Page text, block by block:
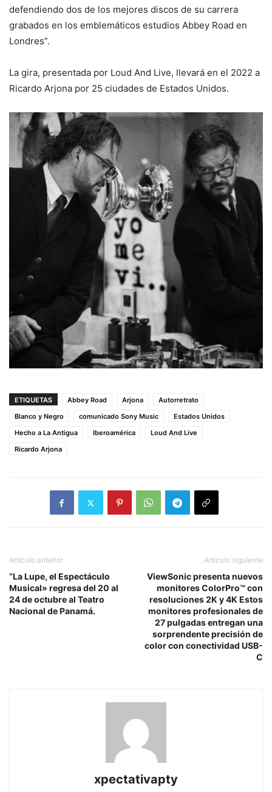
defendiendo dos de los mejores discos de su carrera
grabados en los emblemáticos estudios Abbey Road en
Londres”.
La gira, presentada por Loud And Live, llevará en el 2022 a
Ricardo Arjona por 25 ciudades de Estados Unidos.
ETIQUETAS Abbey Road Arjona
Autorretrato
Blanco y Negro
comunicado Sony Music
Estados Unidos
Hecho a La Antigua
Iberoamérica
Loud And Live
Ricardo Arjona
Artículo anterior
“La Lupe, el Espectáculo
Musical» regresa del 20 al
24 de octubre al Teatro
Nacional de Panamá.
Artículo siguiente
ViewSonic presenta nuevos
monitores ColorPro™ con
resoluciones 2K y 4K Estos
monitores profesionales de
27 pulgadas entregan una
sorprendente precisión de
color con conectividad USB-
C
xpectativapty